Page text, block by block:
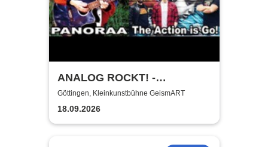
ANALOG ROCKT! -
Kleinkunstbühne GeismART
+ Kreuzberg on KulTour
Göttingen, Kleinkunstbühne GeismART
18.09.2026